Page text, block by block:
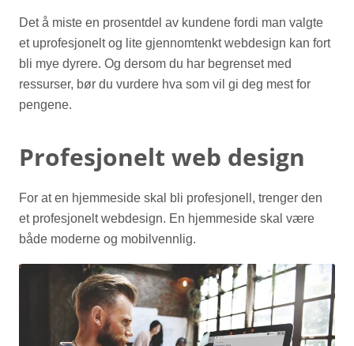
Det å miste en prosentdel av kundene fordi man valgte
et uprofesjonelt og lite gjennomtenkt webdesign kan fort
bli mye dyrere. Og dersom du har begrenset med
ressurser, bør du vurdere hva som vil gi deg mest for
pengene.
Profesjonelt web design
For at en hjemmeside skal bli profesjonell, trenger den
et profesjonelt webdesign. En hjemmeside skal være
både moderne og mobilvennlig.